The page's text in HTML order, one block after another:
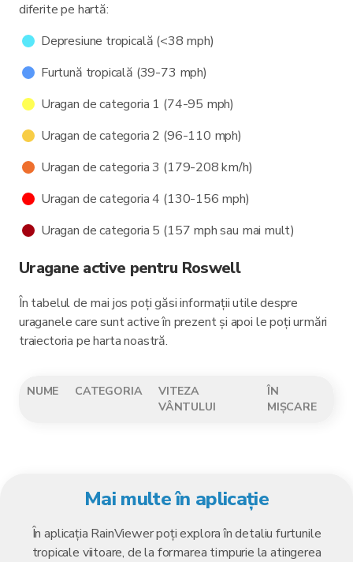
diferite pe hartă:
Depresiune tropicală (<38 mph)
Furtună tropicală (39-73 mph)
Uragan de categoria 1 (74-95 mph)
Uragan de categoria 2 (96-110 mph)
Uragan de categoria 3 (179-208 km/h)
Uragan de categoria 4 (130-156 mph)
Uragan de categoria 5 (157 mph sau mai mult)
Uragane active pentru Roswell
În tabelul de mai jos poți găsi informații utile despre
uraganele care sunt active în prezent și apoi le poți urmări
traiectoria pe harta noastră.
NUME CATEGORIA
VITEZA
VÂNTULUI
ÎN
MIȘCARE
Mai multe în aplicație
În aplicația RainViewer poți explora în detaliu furtunile
tropicale viitoare, de la formarea timpurie la atingerea